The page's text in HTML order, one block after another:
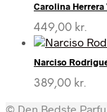
Carolina Herrera
449,00 kr.
Narciso
389,00 kr.
© Den Bedste